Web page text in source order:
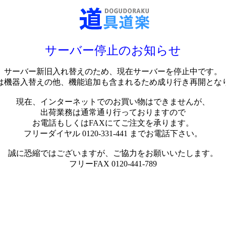
サーバー停止のお知らせ
サーバー新旧入れ替えのため、現在サーバーを停止中です。
機器入替えの他、機能追加も含まれるため成り行き再開とな
現在、インターネットでのお買い物はできませんが、
出荷業務は通常通り行っておりますので
お電話もしくはFAXにてご注文を承ります。
フリーダイヤル 0120-331-441 までお電話下さい。
誠に恐縮ではございますが、ご協力をお願いいたします。
フリーFAX 0120-441-789